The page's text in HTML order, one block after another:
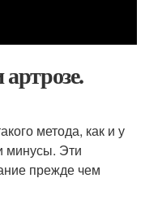
метода, как и у
минусы. Эти
прежде чем